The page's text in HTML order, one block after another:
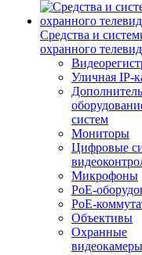
Средства и
охранного
Уличная IP-
систем
Мониторы
Цифровые
Микрофоны
PoE-
PoE-
Объективы
Охранные
видеокамеры